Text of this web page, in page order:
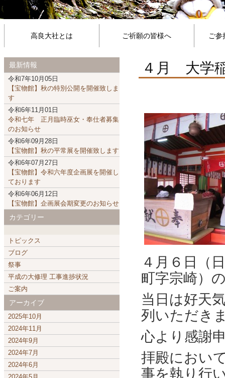
高良大社とは ご祈願の皆様へ ご参
４月 大学
４月６日（
町字宗崎）
当日は好天
列いただき
心より感謝
拝殿におい
事を執り行
最新情報
令和7年10月05日
【宝物館】秋の特別公開を開催致しま
す
令和6年11月01日
令和七年 正月臨時巫女・奉仕者募集
のお知らせ
令和6年09月28日
【宝物館】秋の平常展を開催致します
令和6年07月27日
【宝物館】令和六年度企画展を開催し
ております
令和6年06月12日
【宝物館】企画展会期変更のお知らせ
カテゴリー
トピックス
ブログ
祭事
平成の大修理 工事進捗状況
ご案内
アーカイブ
2025年10月
2024年11月
2024年9月
2024年7月
2024年6月